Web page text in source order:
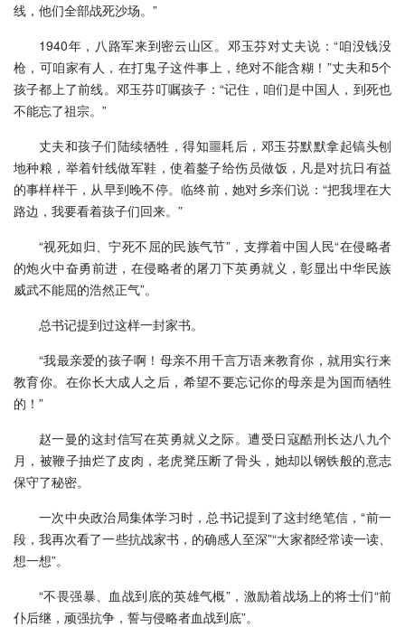
线，他们全部战死沙场。”
1940年，八路军来到密云山区。邓玉芬对丈夫说：“咱没钱没
枪，可咱家有人，在打鬼子这件事上，绝对不能含糊！”丈夫和5个
孩子都上了前线。邓玉芬叮嘱孩子：“记住，咱们是中国人，到死也
不能忘了祖宗。”
丈夫和孩子们陆续牺牲，得知噩耗后，邓玉芬默默拿起镐头刨
地种粮，举着针线做军鞋，使着鏊子给伤员做饭，凡是对抗日有益
的事样样干，从早到晚不停。临终前，她对乡亲们说：“把我埋在大
路边，我要看着孩子们回来。”
“视死如归、宁死不屈的民族气节”，支撑着中国人民“在侵略者
的炮火中奋勇前进，在侵略者的屠刀下英勇就义，彰显出中华民族
威武不能屈的浩然正气”。
总书记提到过这样一封家书。
“我最亲爱的孩子啊！母亲不用千言万语来教育你，就用实行来
教育你。在你长大成人之后，希望不要忘记你的母亲是为国而牺牲
的！”
赵一曼的这封信写在英勇就义之际。遭受日寇酷刑长达八九个
月，被鞭子抽烂了皮肉，老虎凳压断了骨头，她却以钢铁般的意志
保守了秘密。
一次中央政治局集体学习时，总书记提到了这封绝笔信，“前一
段，我再次看了一些抗战家书，的确感人至深”“大家都经常读一读、
想一想”。
“不畏强暴、血战到底的英雄气概”，激励着战场上的将士们“前
仆后继，顽强抗争，誓与侵略者血战到底”。